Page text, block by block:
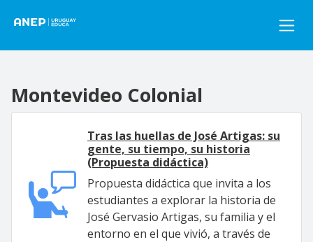
Montevideo Colonial
Tras las huellas de José Artigas: su
gente, su tiempo, su historia
(Propuesta didáctica)
Propuesta didáctica que invita a los
estudiantes a explorar la historia de
José Gervasio Artigas, su familia y el
entorno en el que vivió, a través de